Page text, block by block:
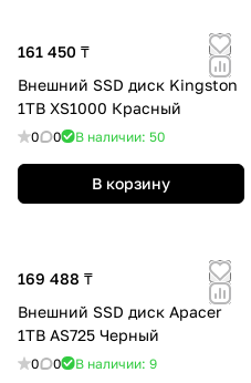
161 450 ₸
Внешний SSD диск Kingston
1TB XS1000 Красный
0 0 В наличии: 50
В корзину
169 488 ₸
Внешний SSD диск Apacer
1TB AS725 Черный
0 0 В наличии: 9